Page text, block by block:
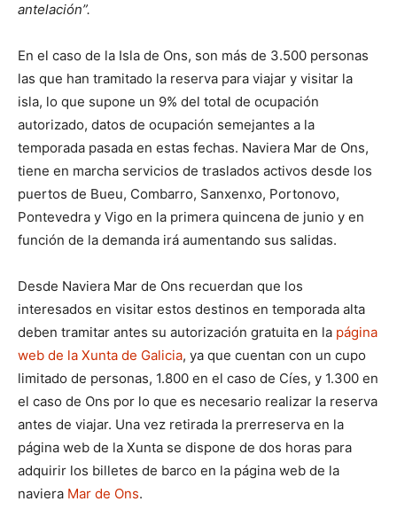
antelación”.
En el caso de la Isla de Ons, son más de 3.500 personas
las que han tramitado la reserva para viajar y visitar la
isla, lo que supone un 9% del total de ocupación
autorizado, datos de ocupación semejantes a la
temporada pasada en estas fechas. Naviera Mar de Ons,
tiene en marcha servicios de traslados activos desde los
puertos de Bueu, Combarro, Sanxenxo, Portonovo,
Pontevedra y Vigo en la primera quincena de junio y en
función de la demanda irá aumentando sus salidas.
Desde Naviera Mar de Ons recuerdan que los
interesados en visitar estos destinos en temporada alta
deben tramitar antes su autorización gratuita en la página
web de la Xunta de Galicia, ya que cuentan con un cupo
limitado de personas, 1.800 en el caso de Cíes, y 1.300 en
el caso de Ons por lo que es necesario realizar la reserva
antes de viajar. Una vez retirada la prerreserva en la
página web de la Xunta se dispone de dos horas para
adquirir los billetes de barco en la página web de la
naviera Mar de Ons.